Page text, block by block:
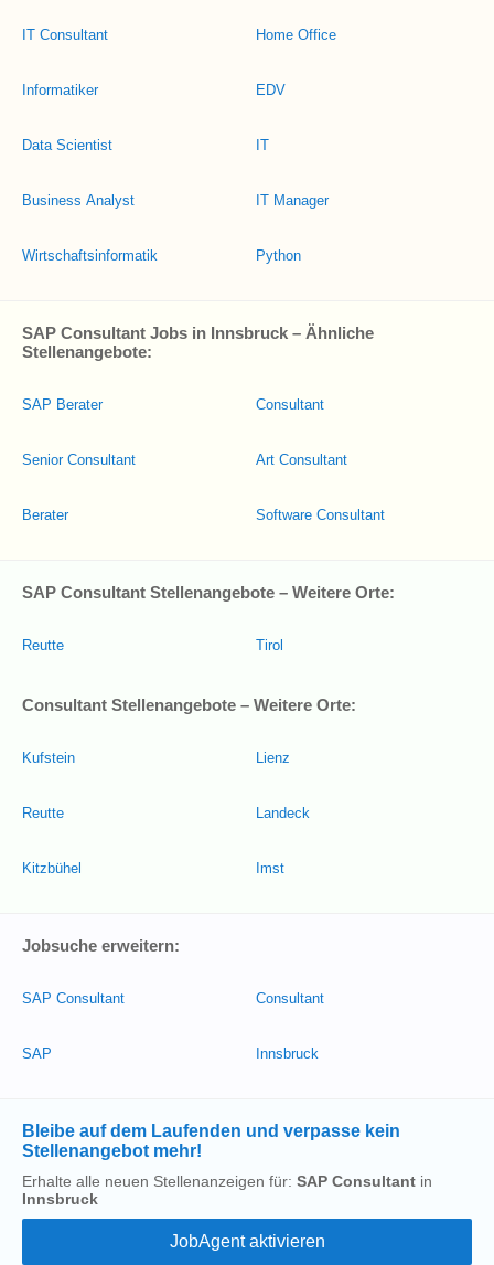
IT Consultant
Informatiker
Data Scientist
Business Analyst
Wirtschaftsinformatik
Home Office
EDV
IT
IT Manager
Python
SAP Consultant Jobs in Innsbruck – Ähnliche
Stellenangebote:
SAP Berater
Senior Consultant
Berater
Consultant
Art Consultant
Software Consultant
SAP Consultant Stellenangebote – Weitere Orte:
Reutte Tirol
Consultant Stellenangebote – Weitere Orte:
Kufstein
Reutte
Kitzbühel
Lienz
Landeck
Imst
Jobsuche erweitern:
SAP Consultant
SAP
Consultant
Innsbruck
Bleibe auf dem Laufenden und verpasse kein
Stellenangebot mehr!
Erhalte alle neuen Stellenanzeigen für: SAP Consultant in
Innsbruck